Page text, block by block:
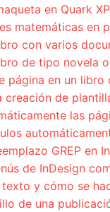
en Quark
matemáticas en
con varios
de tipo novela
página en un libro
creación de
las
GREP en
de InDesign
y cómo se
de una